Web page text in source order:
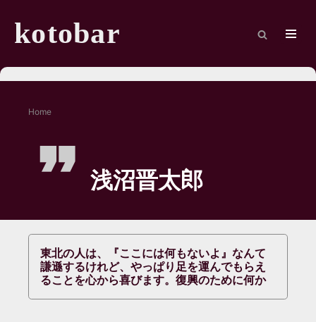
content
kotobar
Home
浅沼晋太郎
東北の人は、『ここには何もないよ』なんて
謙遜するけれど、やっぱり足を運んでもらえ
ることを心から喜びます。復興のために何か